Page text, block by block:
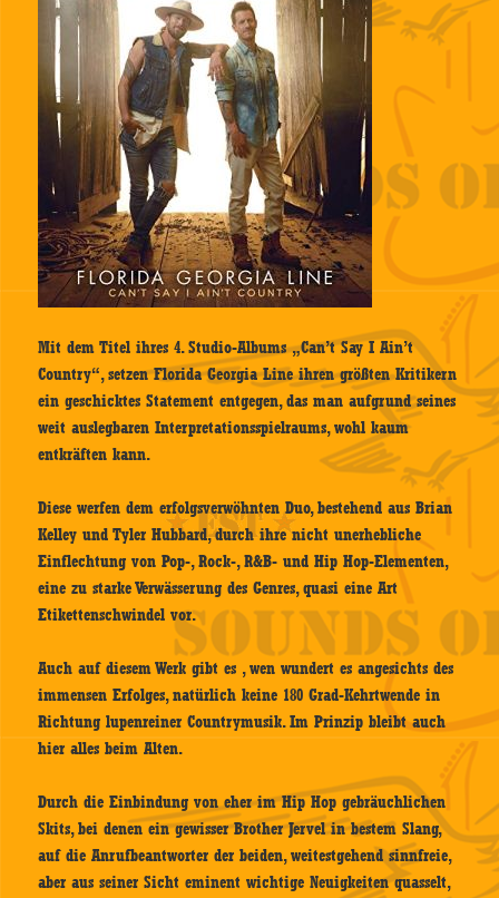
Mit dem Titel ihres 4. Studio-Albums „Can’t Say I Ain’t
Country“, setzen Florida Georgia Line ihren größten Kritikern
ein geschicktes Statement entgegen, das man aufgrund seines
weit auslegbaren Interpretationsspielraums, wohl kaum
entkräften kann.
Diese werfen dem erfolgsverwöhnten Duo, bestehend aus Brian
Kelley und Tyler Hubbard, durch ihre nicht unerhebliche
Einflechtung von Pop-, Rock-, R&B- und Hip Hop-Elementen,
eine zu starke Verwässerung des Genres, quasi eine Art
Etikettenschwindel vor.
Auch auf diesem Werk gibt es , wen wundert es angesichts des
immensen Erfolges, natürlich keine 180 Grad-Kehrtwende in
Richtung lupenreiner Countrymusik. Im Prinzip bleibt auch
hier alles beim Alten.
Durch die Einbindung von eher im Hip Hop gebräuchlichen
Skits, bei denen ein gewisser Brother Jervel in bestem Slang,
auf die Anrufbeantworter der beiden, weitestgehend sinnfreie,
aber aus seiner Sicht eminent wichtige Neuigkeiten quasselt,